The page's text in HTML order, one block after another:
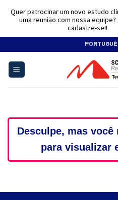
content
Desculpe, mas
para visualizar
Quer patrocinar um novo estudo
uma reunião com nossa equipe?
cadastre-se!!